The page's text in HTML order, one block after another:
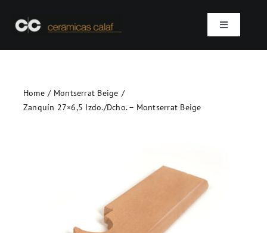
Toggle
Quienes somos
Home
Montserrat Beige
Zanquín 27×6,5 Izdo./Dcho. – Montserrat Beige